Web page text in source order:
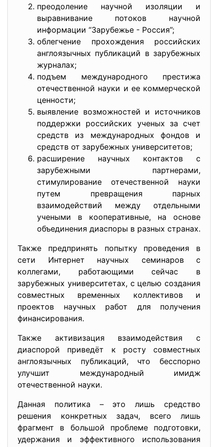
преодоление научной изоляции и
выравнивание потоков научной
информации “Зарубежье - Россия”;
облегчение прохождения российских
англоязычных публикаций в зарубежных
журналах;
подъем международного престижа
отечественной науки и ее коммерческой
ценности;
выявление возможностей и источников
поддержки российских ученых за счет
средств из международных фондов и
средств от зарубежных университетов;
расширение научных контактов с
зарубежными партнерами,
стимулирование отечественной науки
путем превращения парных
взаимодействий между отдельными
учеными в кооперативные, на основе
объединения диаспоры в разных странах.
Также предпринять попытку проведения в
сети Интернет научных семинаров с
коллегами, работающими сейчас в
зарубежных университетах, с целью создания
совместных временных коллективов и
проектов научных работ для получения
финансирования.
Также активизация взаимодействия с
диаспорой приведёт к росту совместных
англоязычных публикаций, что бесспорно
улучшит международный имидж
отечественной науки.
Данная политика – это лишь средство
решения конкретных задач, всего лишь
фрагмент в большой проблеме подготовки,
удержания и эффективного использования